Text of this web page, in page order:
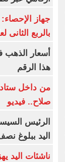
بالربع الثانى لعام
هذا الرقم
من داخل
صلاح.. فيديو
الرئيس
اليد ببلوغ
ناشئات اليد